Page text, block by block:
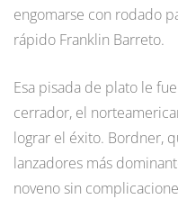
engomarse con rodado
rápido Franklin Barreto.
Esa pisada de plato le
cerrador, el
lograr el éxito. Bordner,
lanzadores más
noveno sin